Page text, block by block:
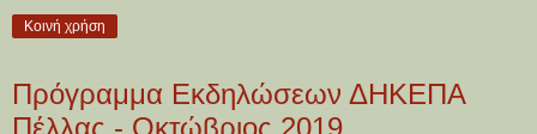
Κοινή χρήση
Πρόγραμμα Εκδηλώσεων ΔΗΚΕΠΑ
Πέλλας - Οκτώβριος 2019